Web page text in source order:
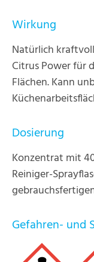
Wirkung
Natürlich
Citrus Power für
Flächen. Kann
Dosierung
Konzentrat mit
Reiniger-
Gefahren- und